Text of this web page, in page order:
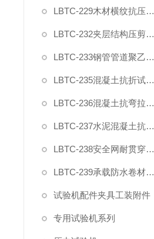
LBTC-229木材横纹抗压变形强度测量装置夹具
LBTC-232夹层结构压剪试验装置
LBTC-233钢管管道聚乙烯防腐层弯曲试验模具
LBTC-235混凝土抗折试验装置GBT50081
LBTC-236混凝土抗弯拉试验装置JTGE30
LBTC-237水泥混凝土抗弯拉弹性模量试验装置
LBTC-238安全网耐贯穿测性能试验夹具棒
LBTC-239承载防水卷材剥离强度模具
试验机配件夹具工装附件
专用试验机系列